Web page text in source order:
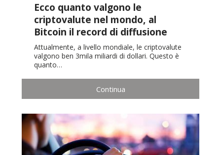
Ecco quanto valgono le
criptovalute nel mondo, al
Bitcoin il record di diffusione
Attualmente, a livello mondiale, le criptovalute
valgono ben 3mila miliardi di dollari. Questo è
quanto…
Continua